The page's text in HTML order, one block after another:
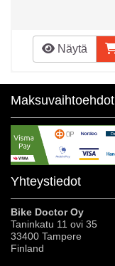
Näytä
Maksuvaihtoehdot
Yhteystiedot
Bike Doctor Oy
Taninkatu 11 ovi 35
33400 Tampere
Finland